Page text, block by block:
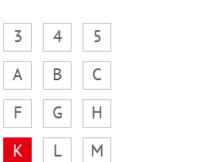
3 4
5
A B
C
F G
H
K L
M